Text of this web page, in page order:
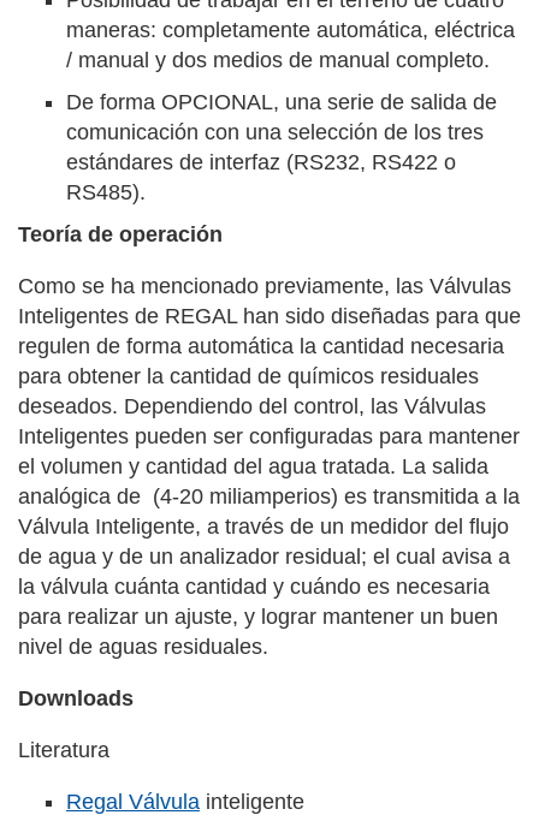
maneras: completamente automática, eléctrica
/ manual y dos medios de manual completo.
De forma OPCIONAL, una serie de salida de
comunicación con una selección de los tres
estándares de interfaz (RS232, RS422 o
RS485).
Teoría de operación
Como se ha mencionado previamente, las Válvulas
Inteligentes de REGAL han sido diseñadas para que
regulen de forma automática la cantidad necesaria
para obtener la cantidad de químicos residuales
deseados. Dependiendo del control, las Válvulas
Inteligentes pueden ser configuradas para mantener
el volumen y cantidad del agua tratada. La salida
analógica de (4-20 miliamperios) es transmitida a la
Válvula Inteligente, a través de un medidor del flujo
de agua y de un analizador residual; el cual avisa a
la válvula cuánta cantidad y cuándo es necesaria
para realizar un ajuste, y lograr mantener un buen
nivel de aguas residuales.
Downloads
Literatura
Regal Válvula inteligente